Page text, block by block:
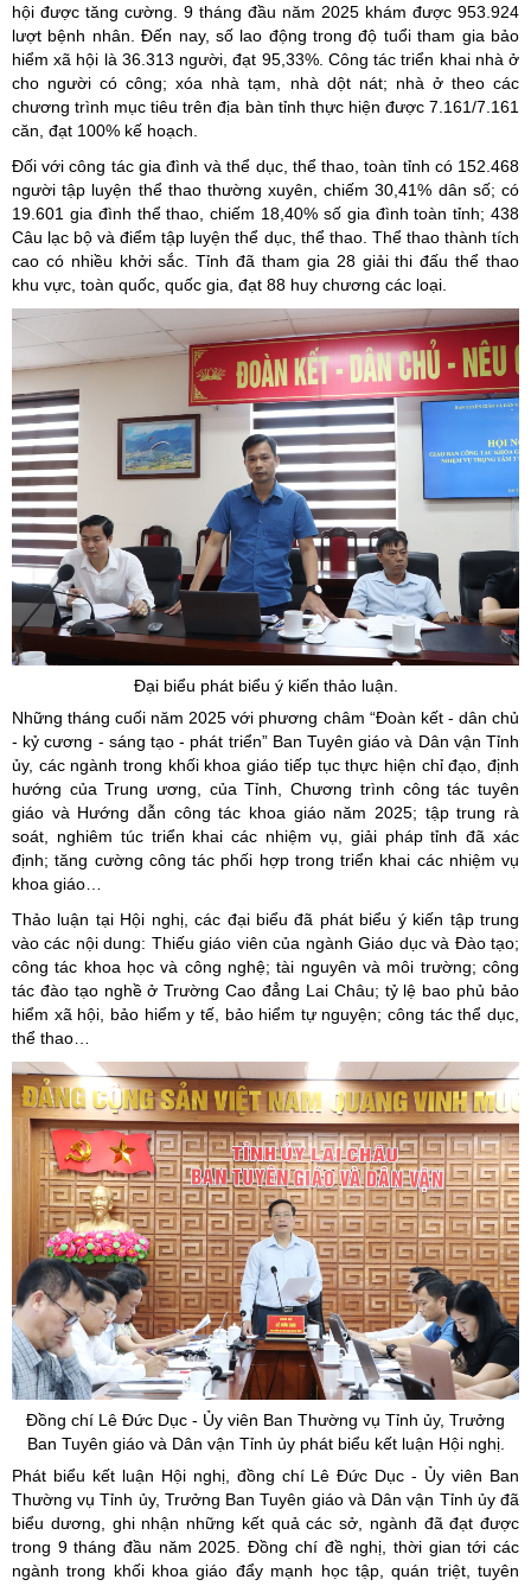
hội được tăng cường. 9 tháng đầu năm 2025 khám được 953.924
lượt bệnh nhân. Đến nay, số lao động trong độ tuổi tham gia bảo
hiểm xã hội là 36.313 người, đạt 95,33%. Công tác triển khai nhà ở
cho người có công; xóa nhà tạm, nhà dột nát; nhà ở theo các
chương trình mục tiêu trên địa bàn tỉnh thực hiện được 7.161/7.161
căn, đạt 100% kế hoạch.
Đối với công tác gia đình và thể dục, thể thao, toàn tỉnh có 152.468
người tập luyện thể thao thường xuyên, chiếm 30,41% dân số; có
19.601 gia đình thể thao, chiếm 18,40% số gia đình toàn tỉnh; 438
Câu lạc bộ và điểm tập luyện thể dục, thể thao. Thể thao thành tích
cao có nhiều khởi sắc. Tỉnh đã tham gia 28 giải thi đấu thể thao
khu vực, toàn quốc, quốc gia, đạt 88 huy chương các loại.
Đại biểu phát biểu ý kiến thảo luận.
Những tháng cuối năm 2025 với phương châm “Đoàn kết - dân chủ
- kỷ cương - sáng tạo - phát triển” Ban Tuyên giáo và Dân vận Tỉnh
ủy, các ngành trong khối khoa giáo tiếp tục thực hiện chỉ đạo, định
hướng của Trung ương, của Tỉnh, Chương trình công tác tuyên
giáo và Hướng dẫn công tác khoa giáo năm 2025; tập trung rà
soát, nghiêm túc triển khai các nhiệm vụ, giải pháp tỉnh đã xác
định; tăng cường công tác phối hợp trong triển khai các nhiệm vụ
khoa giáo…
Thảo luận tại Hội nghị, các đại biểu đã phát biểu ý kiến tập trung
vào các nội dung: Thiếu giáo viên của ngành Giáo dục và Đào tạo;
công tác khoa học và công nghệ; tài nguyên và môi trường; công
tác đào tạo nghề ở Trường Cao đẳng Lai Châu; tỷ lệ bao phủ bảo
hiểm xã hội, bảo hiểm y tế, bảo hiểm tự nguyện; công tác thể dục,
thể thao…
Đồng chí Lê Đức Dục - Ủy viên Ban Thường vụ Tỉnh ủy, Trưởng
Ban Tuyên giáo và Dân vận Tỉnh ủy phát biểu kết luận Hội nghị.
Phát biểu kết luận Hội nghị, đồng chí Lê Đức Dục - Ủy viên Ban
Thường vụ Tỉnh ủy, Trưởng Ban Tuyên giáo và Dân vận Tỉnh ủy đã
biểu dương, ghi nhận những kết quả các sở, ngành đã đạt được
trong 9 tháng đầu năm 2025. Đồng chí đề nghị, thời gian tới các
ngành trong khối khoa giáo đẩy mạnh học tập, quán triệt, tuyên